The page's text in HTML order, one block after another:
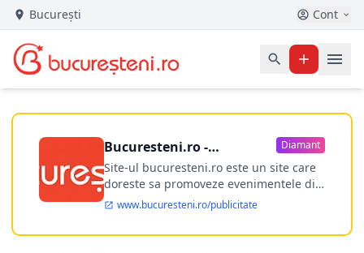
București Cont
Bucuresteni.ro -
publicitate online
Diamant
Site-ul bucuresteni.ro este un site care
doreste sa promoveze evenimentele din
Bucuresti si nu numai, sa puna la
dispozitia utilizatorului cea mai
performanta harta electronica a
www.bucuresteni.ro/publicitate